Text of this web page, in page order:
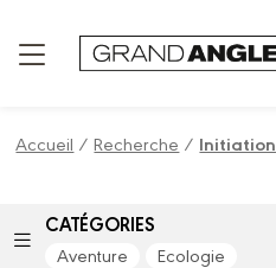
Accueil /Recherche / Initiation
CATÉGORIES
Aventure Ecologie